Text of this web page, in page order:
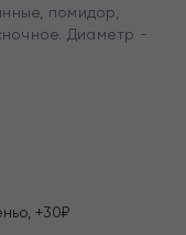
помидор,
Диаметр -
+30₽